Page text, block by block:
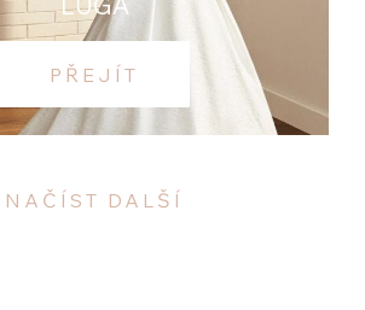
PŘEJÍT
NAČÍST DALŠÍ